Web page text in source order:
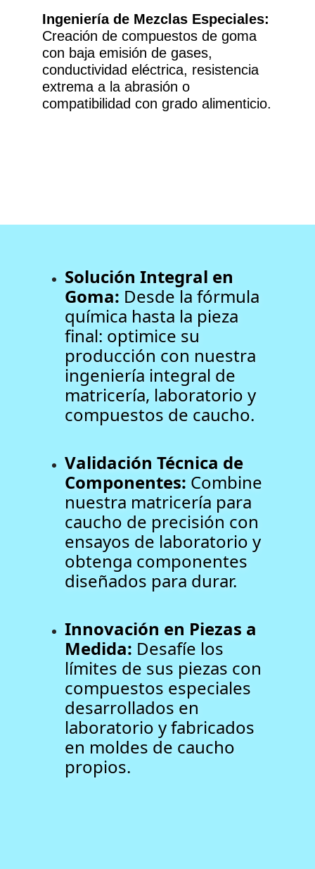
Ingeniería de Mezclas Especiales:
Creación de compuestos de goma
con baja emisión de gases,
conductividad eléctrica, resistencia
extrema a la abrasión o
compatibilidad con grado alimenticio.
Solución Integral en
Goma: Desde la fórmula
química hasta la pieza
final: optimice su
producción con nuestra
ingeniería integral de
matricería, laboratorio y
compuestos de caucho.
Validación Técnica de
Componentes: Combine
nuestra matricería para
caucho de precisión con
ensayos de laboratorio y
obtenga componentes
diseñados para durar.
Innovación en Piezas a
Medida: Desafíe los
límites de sus piezas con
compuestos especiales
desarrollados en
laboratorio y fabricados
en moldes de caucho
propios.